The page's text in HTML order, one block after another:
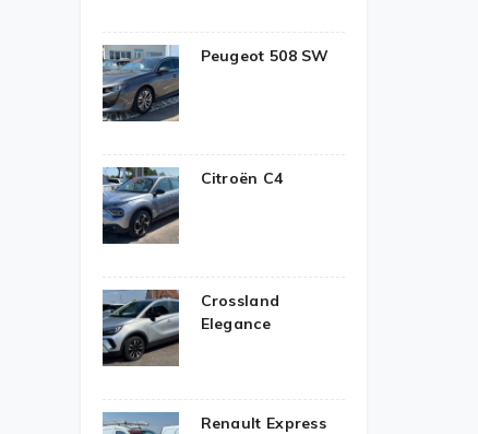
Peugeot 508 SW
Citroën C4
Crossland
Elegance
Renault Express